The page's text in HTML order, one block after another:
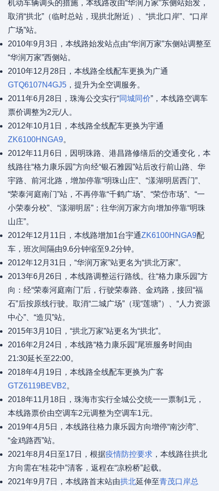
机动车辆调头的措施，本线路改由“华润万家”东侧站始发，
取消“拱北”（临时总站，现拱北附近）、“拱北口岸”、“口岸
广场”站。
2010年9月3日，本线路始发站点由“华润万家”东侧站调整至
“华润万家”西侧站。
2010年12月28日，本线路全线配车更换为广通
GTQ6107N4GJ5 ，提升为全空调服务。
2011年6月28日，珠海公交实行“同城同价”，本线路空调车
票价调整为2元/人。
2012年10月1日，本线路全线配车更换为宇通
ZK6100HNGA9。
2012年11月6日，因明珠路、港昌路修缮后的交通变化，本
线路往“格力康乐园”方向经“银石雅园”站后改行前山路、华
宇路、前河北路，增加停靠“明珠山庄”、“漾湖明居西门”、
“荣泰河庭南门”站，不再停靠“千鹤广场”、“荣岱市场”、“一
小荣泰分校”、“漾湖明居”；往华润万家方向增加停靠“明珠
山庄”。
2012年12月11日，本线路增加1台宇通ZK6100HNGA9配
车，班次间隔由9.6分钟缩至9.2分钟。
2012年12月31日，“华润万家”站更名为“拱北万家”。
2013年6月26日，本线路调整运行路线。往“格力康乐园”方
向：经“荣泰河庭南门”后，行驶荣泰路、金鸡路，接回“福
石”后按原线行驶。取消“二城广场”（现“莲塘”）、“人力资源
中心”、“造贝”站。
2015年3月10日，“拱北万家”站更名为“拱北”。
2016年2月24日，本线路“格力康乐园”尾班服务时间由
21:30延长至22:00。
2018年4月19日，本线路全线配车更换为广客
GTZ6119BEVB2。
2018年11月18日，珠海市实行全城公交统一一票制1元，
本线路票价由空调车2元调整为空调车1元。
2019年4月5日，本线路往格力康乐园方向增停“南沙湾”、
“金鸡路西”站。
2021年8月4日至17日，根据疫情防控要求 ，本线路往拱北
方向需在“桂花中”清客，返程在“凉粉桥”起载。
2021年9月7日，本线路首末站由拱北延伸至青茂口岸总